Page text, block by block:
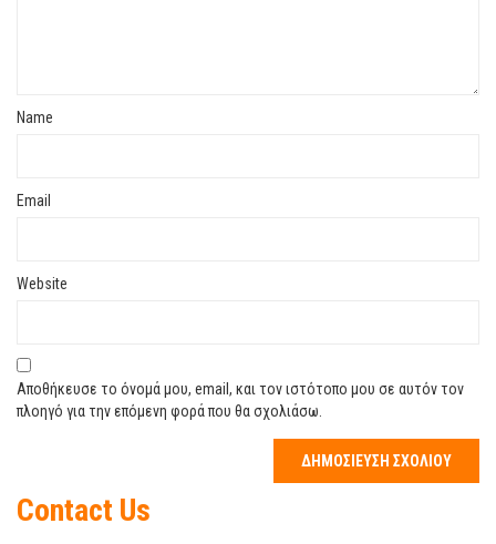
Name
Email
Website
Αποθήκευσε το όνομά μου, email, και τον ιστότοπο μου σε αυτόν τον
πλοηγό για την επόμενη φορά που θα σχολιάσω.
Contact Us